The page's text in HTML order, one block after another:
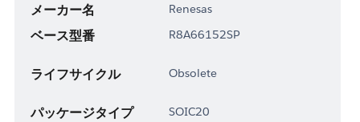
メーカー名 Renesas
ベース型番 R8A66152SP
ライフサイクル Obsolete
パッケージタイプ SOIC20